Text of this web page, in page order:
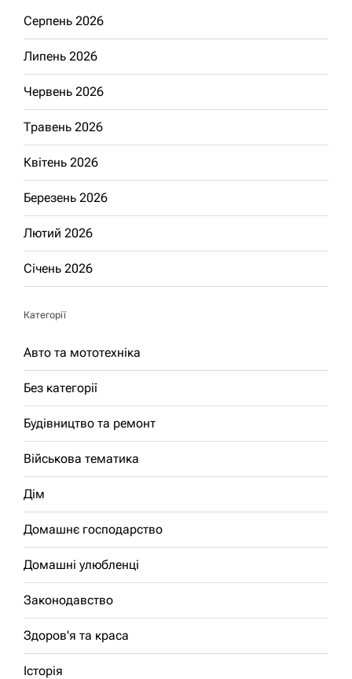
Серпень 2026
Липень 2026
Червень 2026
Травень 2026
Квітень 2026
Березень 2026
Лютий 2026
Січень 2026
Категорії
Авто та мототехніка
Без категорії
Будівництво та ремонт
Військова тематика
Дім
Домашнє господарство
Домашні улюбленці
Законодавство
Здоров'я та краса
Історія